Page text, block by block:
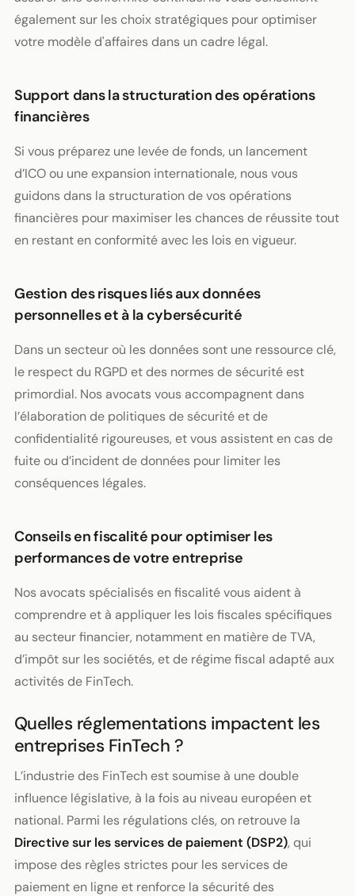
également sur les choix stratégiques pour optimiser
votre modèle d'affaires dans un cadre légal.
Support dans la structuration des opérations
financières
Si vous préparez une levée de fonds, un lancement
d’ICO ou une expansion internationale, nous vous
guidons dans la structuration de vos opérations
financières pour maximiser les chances de réussite tout
en restant en conformité avec les lois en vigueur.
Gestion des risques liés aux données
personnelles et à la cybersécurité
Dans un secteur où les données sont une ressource clé,
le respect du RGPD et des normes de sécurité est
primordial. Nos avocats vous accompagnent dans
l’élaboration de politiques de sécurité et de
confidentialité rigoureuses, et vous assistent en cas de
fuite ou d’incident de données pour limiter les
conséquences légales.
Conseils en fiscalité pour optimiser les
performances de votre entreprise
Nos avocats spécialisés en fiscalité vous aident à
comprendre et à appliquer les lois fiscales spécifiques
au secteur financier, notamment en matière de TVA,
d’impôt sur les sociétés, et de régime fiscal adapté aux
activités de FinTech.
Quelles réglementations impactent les
entreprises FinTech ?
L’industrie des FinTech est soumise à une double
influence législative, à la fois au niveau européen et
national. Parmi les régulations clés, on retrouve la
Directive sur les services de paiement (DSP2), qui
impose des règles strictes pour les services de
paiement en ligne et renforce la sécurité des